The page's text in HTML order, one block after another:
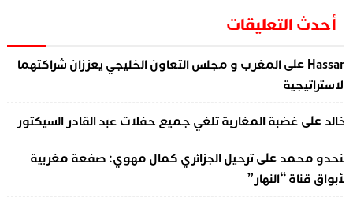
أحدث التعليقات
علىالمغرب و مجلس التعاون الخليجي يعززان شراكتهما
علىغضبة المغاربة تلغي جميع حفلات عبد القادر السيكتور
محمدعلىترحيل الجزائري كمال مهوي: صفعة مغربية
قناة “النهار”